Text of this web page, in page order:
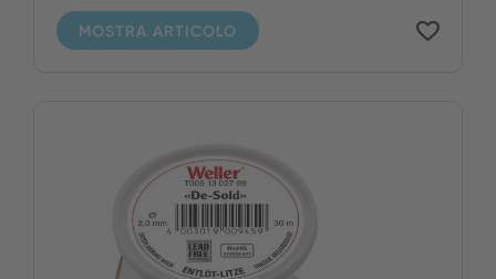
MOSTRA ARTICOLO